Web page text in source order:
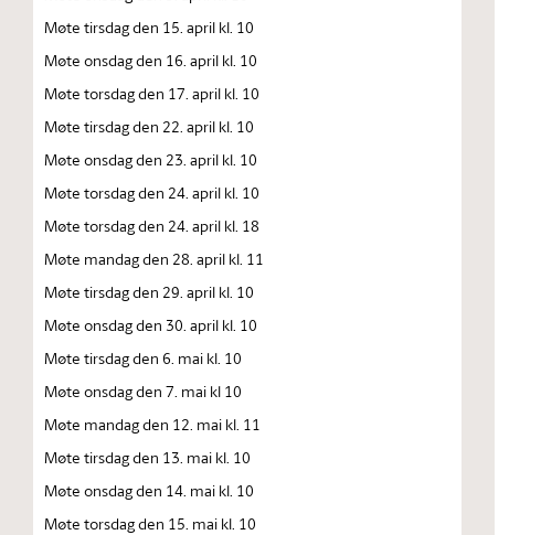
Møte tirsdag den 15. april kl. 10
Møte onsdag den 16. april kl. 10
Møte torsdag den 17. april kl. 10
Møte tirsdag den 22. april kl. 10
Møte onsdag den 23. april kl. 10
Møte torsdag den 24. april kl. 10
Møte torsdag den 24. april kl. 18
Møte mandag den 28. april kl. 11
Møte tirsdag den 29. april kl. 10
Møte onsdag den 30. april kl. 10
Møte tirsdag den 6. mai kl. 10
Møte onsdag den 7. mai kl 10
Møte mandag den 12. mai kl. 11
Møte tirsdag den 13. mai kl. 10
Møte onsdag den 14. mai kl. 10
Møte torsdag den 15. mai kl. 10